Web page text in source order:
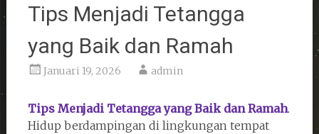
Tips Menjadi Tetangga
yang Baik dan Ramah
Januari 19, 2026 admin
Tips Menjadi Tetangga yang Baik dan Ramah.
Hidup berdampingan di lingkungan tempat